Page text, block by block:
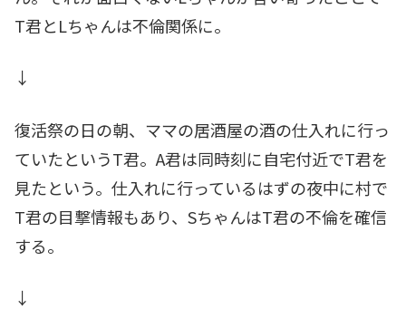
T君とLちゃんは不倫関係に。
↓
復活祭の日の朝、ママの居酒屋の酒の仕入れに行っ
ていたというT君。A君は同時刻に自宅付近でT君を
見たという。仕入れに行っているはずの夜中に村で
T君の目撃情報もあり、SちゃんはT君の不倫を確信
する。
↓